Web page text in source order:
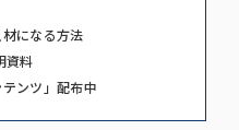
になる方法
資料
ンツ」配布中